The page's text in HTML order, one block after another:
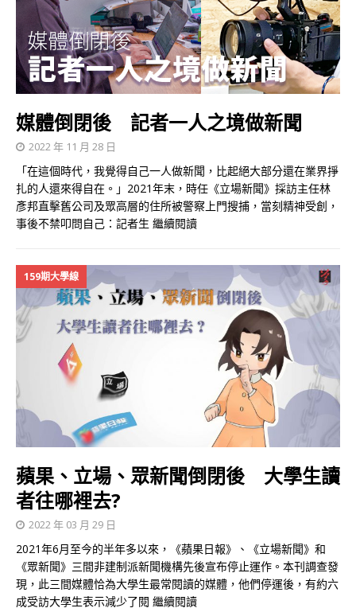
媒體倒閉後 記者一人之境做新聞
2022 年 11 月 28 日
「在這個時代，我覺得自己一人做新聞，比起絕大部分還在業界掙
扎的人還來得自在。」2021年末，時任《立場新聞》採訪主任林
彥邦直擊舊公司及眾高層的住所被警察上門搜捕，當刻精神受創，
事後不禁叩問自己：記者生 繼續閱讀
159期大學線
蘋果、立場、眾新聞倒閉後 大學生讀
者往哪裡去?
2022 年 03 月 29 日
2021年6月至今的半年多以來，《蘋果日報》、《立場新聞》和
《眾新聞》三間非建制派新聞機構先後宣布停止運作。本刊調查發
現，此三間媒體恰為大學生最常閱讀的媒體，他們停運後，有約六
成受訪大學生表示減少了閱 繼續閱讀